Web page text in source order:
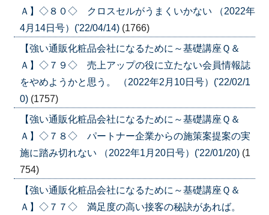
Ａ】◇８０◇ クロスセルがうまくいかない （2022年
4月14日号）('22/04/14) (1766)
【強い通販化粧品会社になるために～基礎講座Ｑ＆
Ａ】◇７９◇ 売上アップの役に立たない会員情報誌
をやめようかと思う。 （2022年2月10日号）('22/02/1
0) (1757)
【強い通販化粧品会社になるために～基礎講座Ｑ＆
Ａ】◇７８◇ パートナー企業からの施策案提案の実
施に踏み切れない （2022年1月20日号）('22/01/20) (1
754)
【強い通販化粧品会社になるために～基礎講座Ｑ＆
Ａ】◇７７◇ 満足度の高い接客の秘訣があれば。